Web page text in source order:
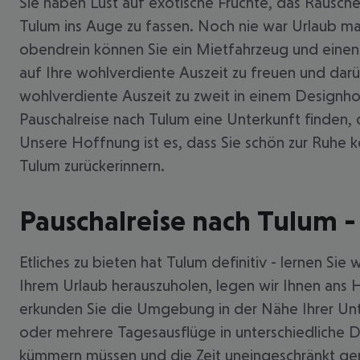
Tulum ins Auge zu fassen. Noch nie war Urlaub
obendrein können Sie ein Mietfahrzeug und
auf Ihre wohlverdiente Auszeit zu freuen und
wohlverdiente Auszeit zu zweit in einem
Pauschalreise nach Tulum eine Unterkunft
Unsere Hoffnung ist es, dass Sie schön zur Ruhe
Tulum zurückerinnern.
Pauschalreise nach
Etliches zu bieten hat Tulum definitiv - lernen Sie
Ihrem Urlaub herauszuholen, legen wir Ihnen
erkunden Sie die Umgebung in der Nähe Ihrer
oder mehrere Tagesausflüge in unterschiedliche
kümmern müssen und die Zeit uneingeschränkt